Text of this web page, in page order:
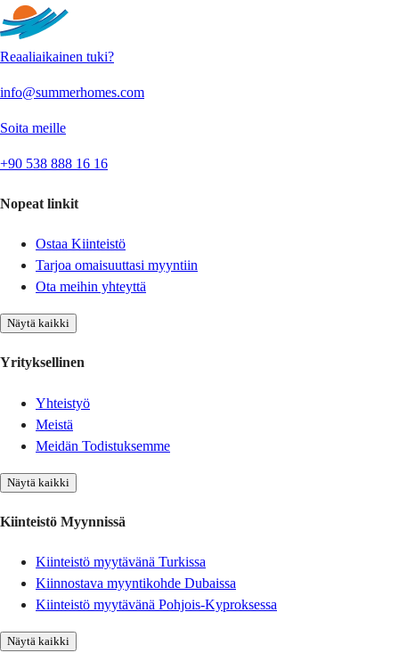
Reaaliaikainen tuki?
info@summerhomes.com
Soita meille
+90 538 888 16 16
Nopeat linkit
Ostaa Kiinteistö
Tarjoa omaisuuttasi myyntiin
Ota meihin yhteyttä
Näytä kaikki
Yrityksellinen
Yhteistyö
Meistä
Meidän Todistuksemme
Näytä kaikki
Kiinteistö Myynnissä
Kiinteistö myytävänä Turkissa
Kiinnostava myyntikohde Dubaissa
Kiinteistö myytävänä Pohjois-Kyproksessa
Näytä kaikki